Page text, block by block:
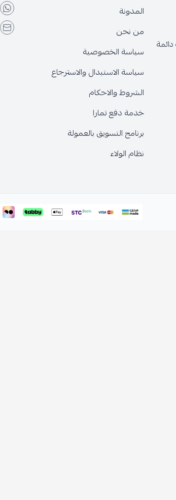
المدونة
من نحن
سياسة الخصوصية
سياسة الاستبدال والاسترجاع
الشروط والاحكام
خدمة دفع تمارا
برنامج التسويق بالعمولة
نظام الولاء